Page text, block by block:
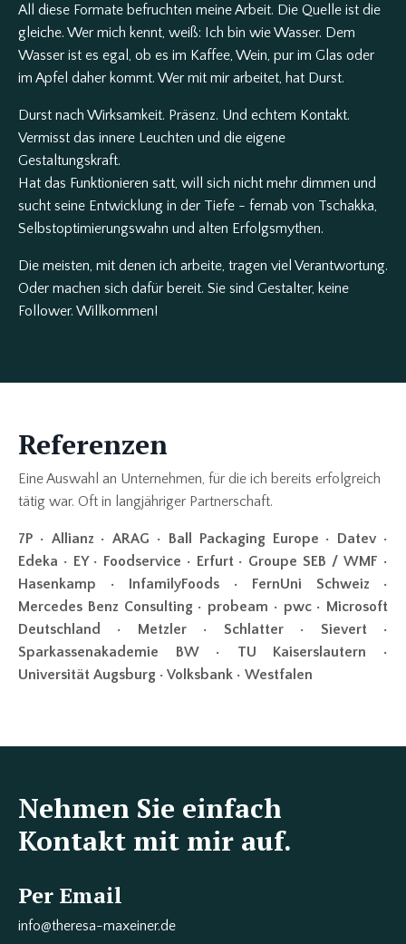
All diese Formate befruchten meine Arbeit. Die Quelle ist die
gleiche. Wer mich kennt, weiß: Ich bin wie Wasser. Dem
Wasser ist es egal, ob es im Kaffee, Wein, pur im Glas oder
im Apfel daher kommt. Wer mit mir arbeitet, hat Durst.
Durst nach Wirksamkeit. Präsenz. Und echtem Kontakt.
Vermisst das innere Leuchten und die eigene
Gestaltungskraft.
Hat das Funktionieren satt, will sich nicht mehr dimmen und
sucht seine Entwicklung in der Tiefe - fernab von Tschakka,
Selbstoptimierungswahn und alten Erfolgsmythen.
Die meisten, mit denen ich arbeite, tragen viel Verantwortung.
Oder machen sich dafür bereit. Sie sind Gestalter, keine
Follower. Willkommen!
Referenzen
Eine Auswahl an Unternehmen, für die ich bereits erfolgreich
tätig war. Oft in langjähriger Partnerschaft.
7P • Allianz • ARAG • Ball Packaging Europe • Datev •
Edeka • EY • Foodservice • Erfurt • Groupe SEB / WMF •
Hasenkamp • InfamilyFoods • FernUni Schweiz •
Mercedes Benz Consulting • probeam • pwc • Microsoft
Deutschland • Metzler • Schlatter • Sievert •
Sparkassenakademie BW • TU Kaiserslautern •
Universität Augsburg • Volksbank • Westfalen
Nehmen Sie einfach
Kontakt mit mir auf.
Per Email
info@theresa-maxeiner.de